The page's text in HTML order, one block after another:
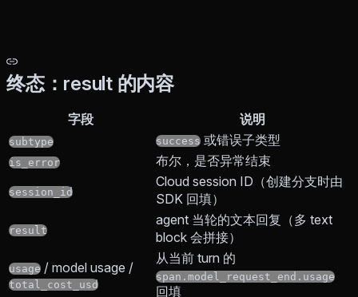
终态：result 的内容
字段 说明
subtype success 或错误子类型
is_error 布尔，是否异常结束
session_id
Cloud session ID（创建分支时由
SDK 回填）
result
agent 当轮的文本回复（多 text
block 会拼接）
usage / model usage /
total_cost_usd
从当前 turn 的
span.model_request_end.usage
回填